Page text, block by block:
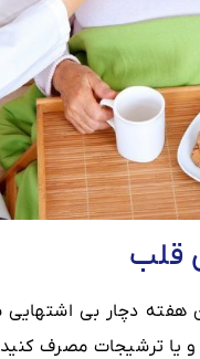
قلب
دچار بی اشتهایی
و یا ترشیجات مصرف